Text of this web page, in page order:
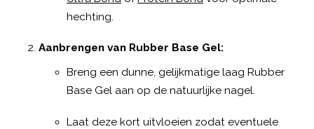
hechting.
Aanbrengen van Rubber Base Gel:
Breng een dunne, gelijkmatige laag Rubber
Base Gel aan op de natuurlijke nagel.
Laat deze kort uitvloeien zodat eventuele